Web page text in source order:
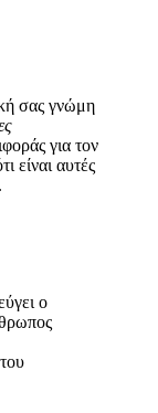
σας γνώμη
για τον
είναι αυτές
ο